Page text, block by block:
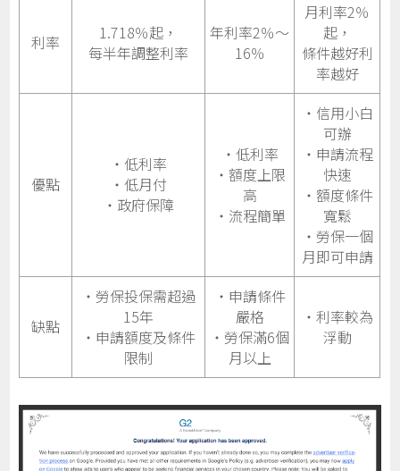
利率
1.718％起，
每半年調整利率
年利率2％～
16％
月利率2％
起，
條件越好利
率越好
優點
・低利率
・低月付
・政府保障
・低利率
・額度上限
高
・流程簡單
・信用小白
可辦
・申請流程
快速
・額度條件
寬鬆
・勞保一個
月即可申請
缺點
・勞保投保需超過
15年
・申請額度及條件
限制
・申請條件
嚴格
・勞保滿6個
月以上
・利率較為
浮動